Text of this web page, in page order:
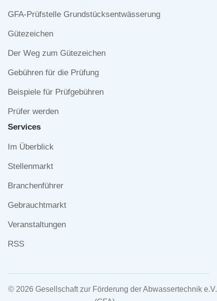
Navigation
GFA-Prüfstelle Grundstücksentwässerung
Gütezeichen
Der Weg zum Gütezeichen
Gebühren für die Prüfung
Beispiele für Prüfgebühren
Prüfer werden
Services
Navigation
Im Überblick
Stellenmarkt
Branchenführer
Gebrauchtmarkt
Veranstaltungen
RSS
© 2026 Gesellschaft zur Förderung der Abwassertechnik e.V.